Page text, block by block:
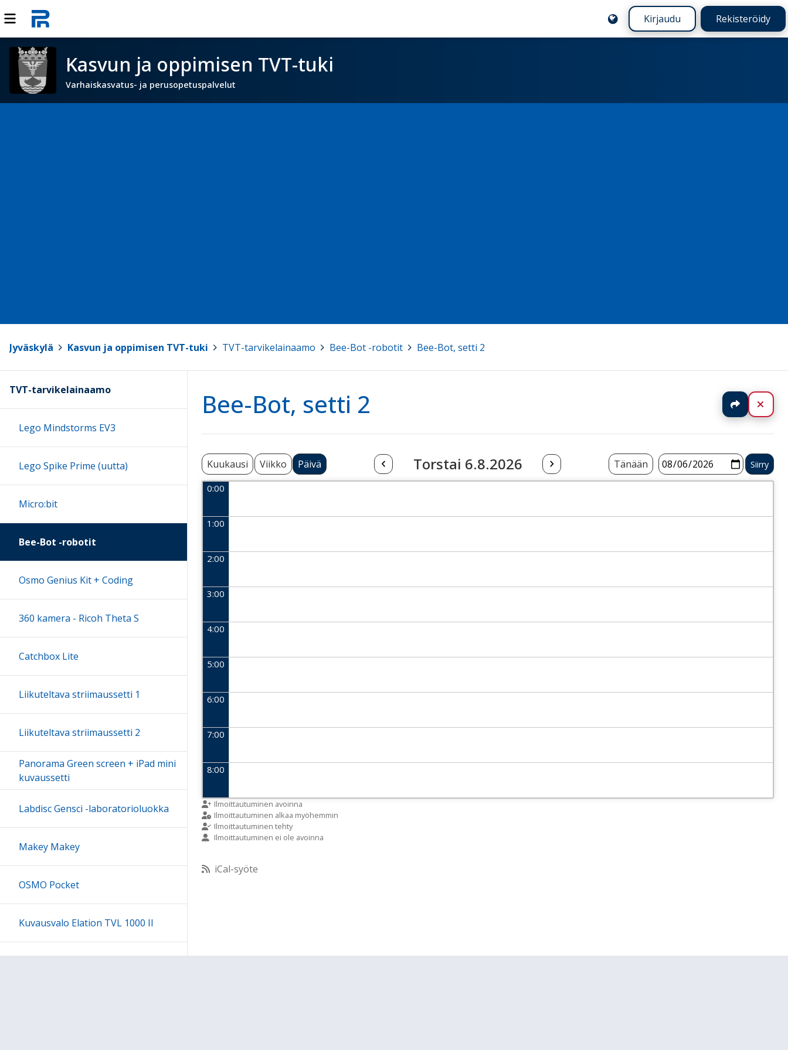
Kirjaudu Rekisteröidy
Kasvun ja oppimisen TVT-tuki
Varhaiskasvatus- ja perusopetuspalvelut
Jyväskylä Kasvun ja oppimisen TVT-tuki TVT-tarvikelainaamo Bee-Bot -robotit Bee-Bot, setti 2
Bee-Bot, setti 2 Jaa
Kuukausi Viikko Päivä Torstai 6.8.2026 Tänään
0:00
1:00
2:00
3:00
4:00
5:00
6:00
7:00
8:00
9:00
10:00
11:00
Ilmoittautuminen avoinna
Ilmoittautuminen alkaa myöhemmin
Ilmoittautuminen tehty
Ilmoittautuminen ei ole avoinna
iCal-syöte
TVT-tarvikelainaamo
Lego Mindstorms EV3
Lego Spike Prime (uutta)
Micro:bit
Bee-Bot -robotit
Osmo Genius Kit + Coding
360 kamera - Ricoh Theta S
Catchbox Lite
Liikuteltava striimaussetti 1
Liikuteltava striimaussetti 2
Panorama Green screen + iPad mini
kuvaussetti
Labdisc Gensci -laboratorioluokka
Makey Makey
OSMO Pocket
Kuvausvalo Elation TVL 1000 II